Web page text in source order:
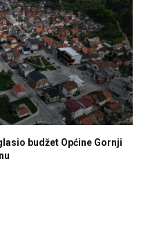
budžet Općine Gornji